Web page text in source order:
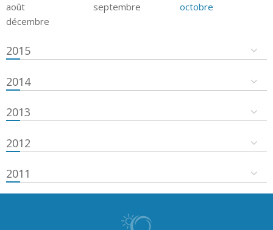
août
septembre
octobre
décembre
2015
2014
2013
2012
2011